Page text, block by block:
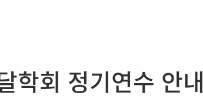
학회 정기연수 안내